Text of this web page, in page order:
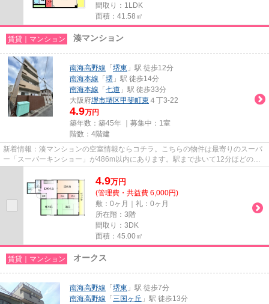
間取り：1LDK
面積：41.58㎡
賃貸｜マンション 湊マンション
南海高野線 「 堺東 」駅 徒歩12分
南海本線 「 堺 」駅 徒歩14分
南海本線 「 七道 」駅 徒歩33分
大阪府堺市堺区甲斐町東 ４丁3-22
4.9万円
築年数：築45年 ｜募集中： 1室
階数：4階建
新着情報：湊マンションの空室情報ならコチラ。こちらの物件は最寄りのスーパ
ー「スーパーキンショー」が486m以内にあります。駅まで歩いて12分ほどの、
4.9万円
(管理費・共益費 6,000円)
敷：0ヶ月｜礼：0ヶ月
所在階：3階
間取り：3DK
面積：45.00㎡
賃貸｜マンション オークス
南海高野線 「 堺東 」駅 徒歩7分
南海高野線 「 三国ヶ丘 」駅 徒歩13分